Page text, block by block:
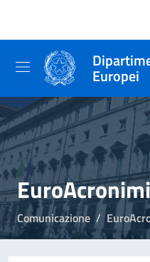
Europei
EuroAcronimi
Comunicazione